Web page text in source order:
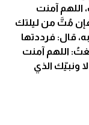
اللهم آمنت
فإن مُتَّ من ليلتك
قال: فرددتها
اللهم آمنت
ونبيّك الذي